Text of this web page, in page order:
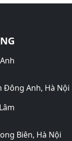
Đông Anh, Hà Nội
Biên, Hà Nội